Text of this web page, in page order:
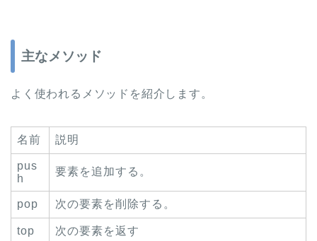
主なメソッド
よく使われるメソッドを紹介します。
名前 説明
pus
h
要素を追加する。
pop 次の要素を削除する。
top 次の要素を返す